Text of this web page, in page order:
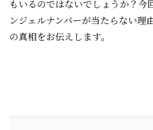
もいるのではないでしょうか？今
ンジェルナンバーが当たらない理
の真相をお伝えします。